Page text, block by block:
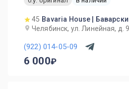
45 Bavaria House |
Челябинск, ул. Линейная, д.
(922) 014-05-09
6 000